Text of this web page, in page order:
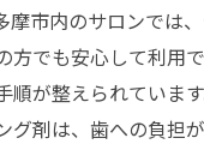
摩市内のサロンでは
方でも安心して利用
順が整えられていま
グ剤は、歯への負担